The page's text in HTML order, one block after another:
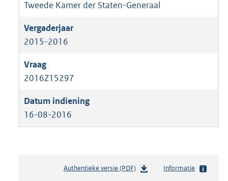
Tweede Kamer der Staten-Generaal
2015-2016
2016Z15297
16-08-2016
Authentieke versie (PDF)b
Informatie